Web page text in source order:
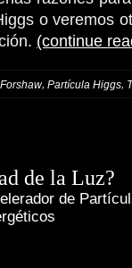
o veremos
(continue
, Partícula Higgs
de la Luz?
de